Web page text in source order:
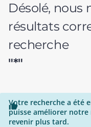
Désolé, nous
résultats
recherche
"*"

Votre recherche a été
puisse améliorer notre
revenir plus tard.